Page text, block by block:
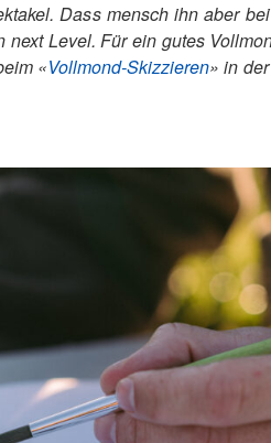
Dass mensch ihn aber
Level. Für ein gutes
«Vollmond-Skizzieren» in der